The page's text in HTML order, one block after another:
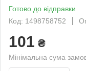
Готово до відправки
Код: 1498758752
101 ₴
Мінімальна сума